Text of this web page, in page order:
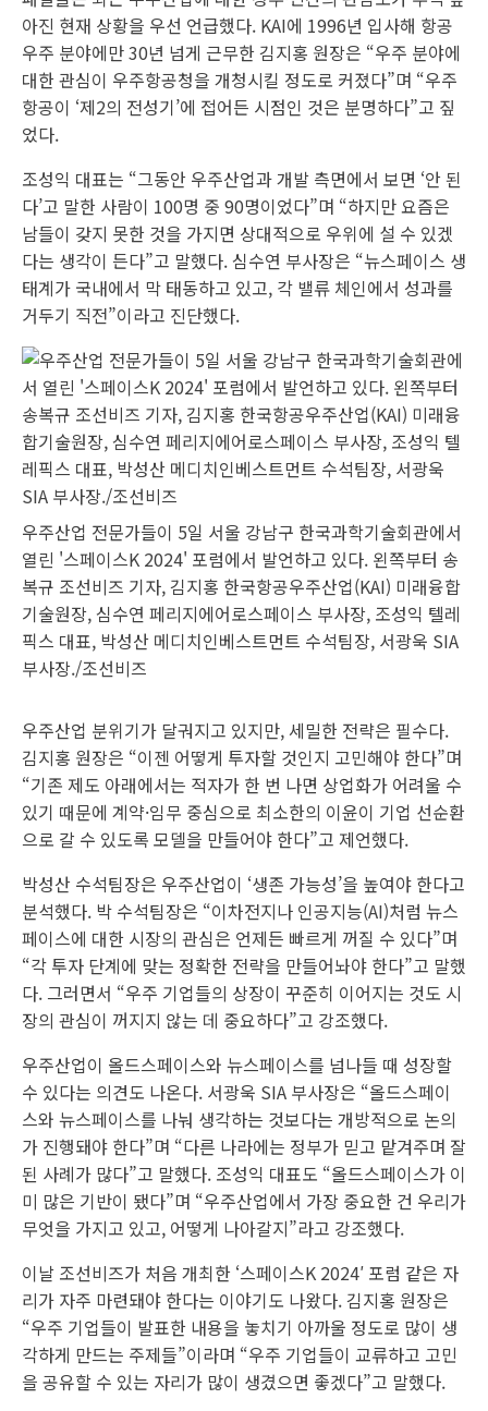
아진 현재 상황을 우선 언급했다. KAI에 1996년 입사해 항공
우주 분야에만 30년 넘게 근무한 김지홍 원장은 “우주 분야에
대한 관심이 우주항공청을 개청시킬 정도로 커졌다”며 “우주
항공이 ‘제2의 전성기’에 접어든 시점인 것은 분명하다”고 짚
었다.
조성익 대표는 “그동안 우주산업과 개발 측면에서 보면 ‘안 된
다’고 말한 사람이 100명 중 90명이었다”며 “하지만 요즘은
남들이 갖지 못한 것을 가지면 상대적으로 우위에 설 수 있겠
다는 생각이 든다”고 말했다. 심수연 부사장은 “뉴스페이스 생
태계가 국내에서 막 태동하고 있고, 각 밸류 체인에서 성과를
거두기 직전”이라고 진단했다.
우주산업 전문가들이 5일 서울 강남구 한국과학기술회관에서
열린 '스페이스K 2024' 포럼에서 발언하고 있다. 왼쪽부터 송
복규 조선비즈 기자, 김지홍 한국항공우주산업(KAI) 미래융합
기술원장, 심수연 페리지에어로스페이스 부사장, 조성익 텔레
픽스 대표, 박성산 메디치인베스트먼트 수석팀장, 서광욱 SIA
부사장./조선비즈
우주산업 분위기가 달궈지고 있지만, 세밀한 전략은 필수다.
김지홍 원장은 “이젠 어떻게 투자할 것인지 고민해야 한다”며
“기존 제도 아래에서는 적자가 한 번 나면 상업화가 어려울 수
있기 때문에 계약·임무 중심으로 최소한의 이윤이 기업 선순환
으로 갈 수 있도록 모델을 만들어야 한다”고 제언했다.
박성산 수석팀장은 우주산업이 ‘생존 가능성’을 높여야 한다고
분석했다. 박 수석팀장은 “이차전지나 인공지능(AI)처럼 뉴스
페이스에 대한 시장의 관심은 언제든 빠르게 꺼질 수 있다”며
“각 투자 단계에 맞는 정확한 전략을 만들어놔야 한다”고 말했
다. 그러면서 “우주 기업들의 상장이 꾸준히 이어지는 것도 시
장의 관심이 꺼지지 않는 데 중요하다”고 강조했다.
우주산업이 올드스페이스와 뉴스페이스를 넘나들 때 성장할
수 있다는 의견도 나온다. 서광욱 SIA 부사장은 “올드스페이
스와 뉴스페이스를 나눠 생각하는 것보다는 개방적으로 논의
가 진행돼야 한다”며 “다른 나라에는 정부가 믿고 맡겨주며 잘
된 사례가 많다”고 말했다. 조성익 대표도 “올드스페이스가 이
미 많은 기반이 됐다”며 “우주산업에서 가장 중요한 건 우리가
무엇을 가지고 있고, 어떻게 나아갈지”라고 강조했다.
이날 조선비즈가 처음 개최한 ‘스페이스K 2024′ 포럼 같은 자
리가 자주 마련돼야 한다는 이야기도 나왔다. 김지홍 원장은
“우주 기업들이 발표한 내용을 놓치기 아까울 정도로 많이 생
각하게 만드는 주제들”이라며 “우주 기업들이 교류하고 고민
을 공유할 수 있는 자리가 많이 생겼으면 좋겠다”고 말했다.